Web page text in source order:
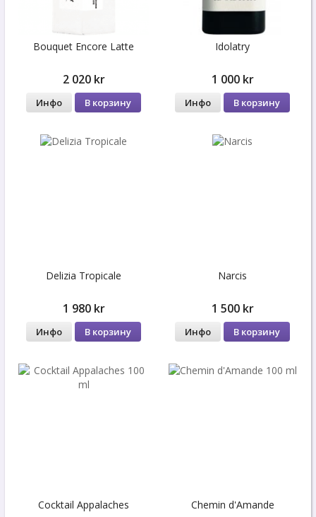
Bouquet Encore Latte
2 020 kr
Инфо В корзину
Idolatry
1 000 kr
Инфо В корзину
Delizia Tropicale
1 980 kr
Инфо В корзину
Narcis
1 500 kr
Инфо В корзину
Cocktail Appalaches Chemin d'Amande